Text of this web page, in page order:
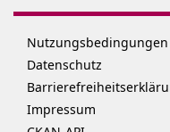
Nutzungsbedingungen
Datenschutz
Impressum